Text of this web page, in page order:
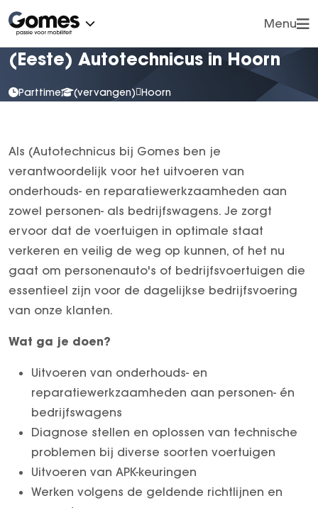
Menu
Cars
Trucks
Onderhoud
Lease
Over ons
Vorige
OVER ONS
Vorige
CONTACT
Proefrit inplannen
Nieuws
Vestigingen
Vacatures
Wie zijn wij?
Reviews
Klantensite
Uw privacy
Exclusieve kennismaking nieuwe C-Klasse
Vestigingen
Werkplaatsafspraak
Vacatures
Over ons
(Eeste) Autotechnicus in Hoorn
Parttime (vervangen) Hoorn
Als (Autotechnicus bij Gomes ben je
verantwoordelijk voor het uitvoeren van
onderhouds- en reparatiewerkzaamheden aan
zowel personen- als bedrijfswagens. Je zorgt
ervoor dat de voertuigen in optimale staat
verkeren en veilig de weg op kunnen, of het nu
gaat om personenauto's of bedrijfsvoertuigen die
essentieel zijn voor de dagelijkse bedrijfsvoering
van onze klanten.
Wat ga je doen?
Uitvoeren van onderhouds- en
reparatiewerkzaamheden aan personen- én
bedrijfswagens
Diagnose stellen en oplossen van technische
problemen bij diverse soorten voertuigen
Uitvoeren van APK-keuringen
Werken volgens de geldende richtlijnen en